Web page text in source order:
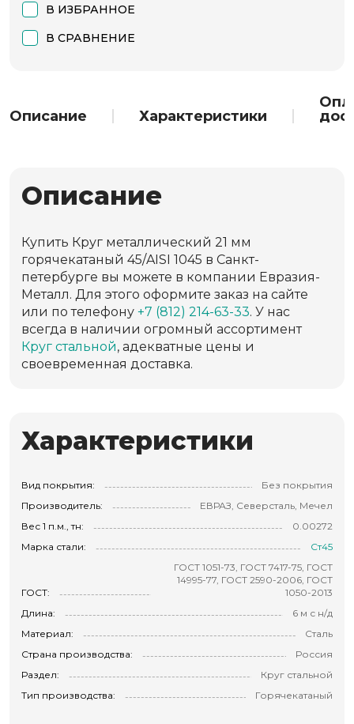
В ИЗБРАННОЕ
В СРАВНЕНИЕ
Описание Характеристики
Описание
Купить Круг металлический 21 мм
горячекатаный 45/AISI 1045 в Санкт-
петербурге вы можете в компании Евразия-
Металл. Для этого оформите заказ на сайте
или по телефону +7 (812) 214-63-33. У нас
всегда в наличии огромный ассортимент
Круг стальной, адекватные цены и
своевременная доставка.
Характеристики
Вид покрытия:
Без покрытия
Производитель:
ЕВРАЗ, Северсталь, Мечел
Вес 1 п.м., тн:
0.00272
Марка стали:
Ст45
ГОСТ:
ГОСТ 1051-73, ГОСТ 7417-75, ГОСТ
14995-77, ГОСТ 2590-2006, ГОСТ
1050-2013
Длина:
6 м с н/д
Материал:
Сталь
Страна производства:
Россия
Раздел:
Круг стальной
Тип производства:
Горячекатаный